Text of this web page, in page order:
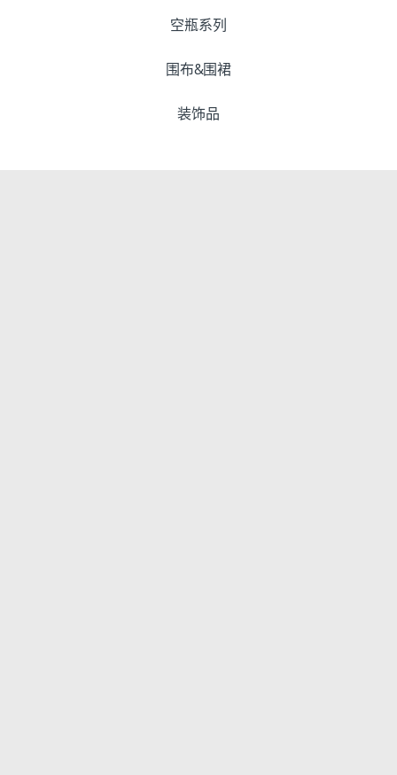
空瓶系列
围布&围裙
装饰品